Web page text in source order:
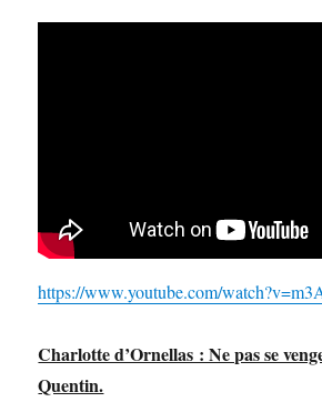
https://www.youtube.com/
Charlotte d’Ornellas : Ne pas se
Quentin.